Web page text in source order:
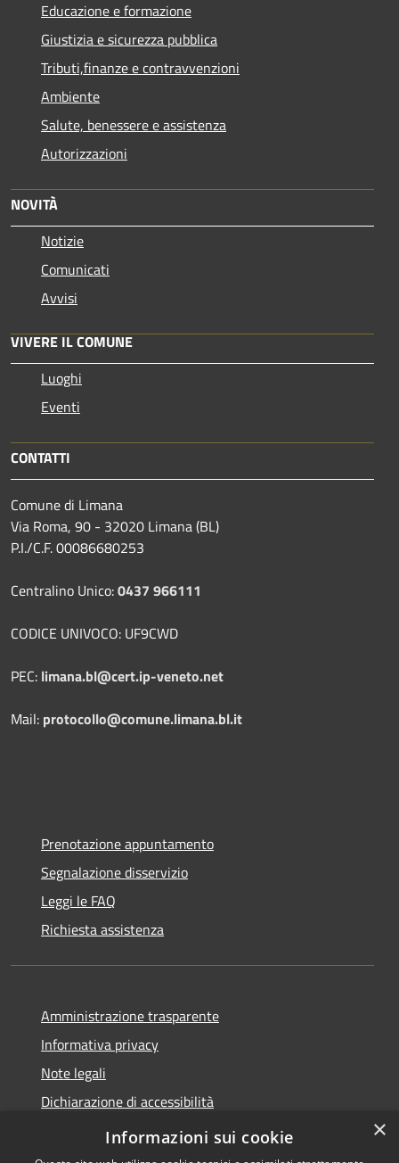
Educazione e formazione
Giustizia e sicurezza pubblica
Tributi,finanze e contravvenzioni
Ambiente
Salute, benessere e assistenza
Autorizzazioni
NOVITÀ
Notizie
Comunicati
Avvisi
VIVERE IL COMUNE
Luoghi
Eventi
CONTATTI
Comune di Limana
Via Roma, 90 - 32020 Limana (BL)
P.I./C.F. 00086680253
Centralino Unico:0437 966111
CODICE UNIVOCO: UF9CWD
PEC: limana.bl@cert.ip-veneto.net
Mail: protocollo@comune.limana.bl.it
Prenotazione appuntamento
Segnalazione disservizio
Leggi le FAQ
Richiesta assistenza
Amministrazione trasparente
Informativa privacy
Note legali
Dichiarazione di accessibilità
Moduli Privacy Amministrazione trasparente
×
Informazioni sui cookie